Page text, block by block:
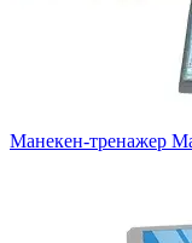
Манекен-тренажер